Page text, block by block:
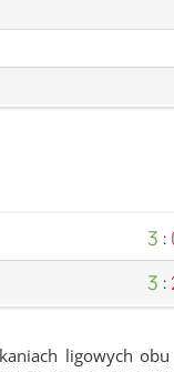
3 :
3 :
ligowych